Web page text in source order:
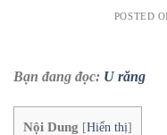
POSTED
Bạn đang đọc: U răng
Nội Dung [Hiển thị]